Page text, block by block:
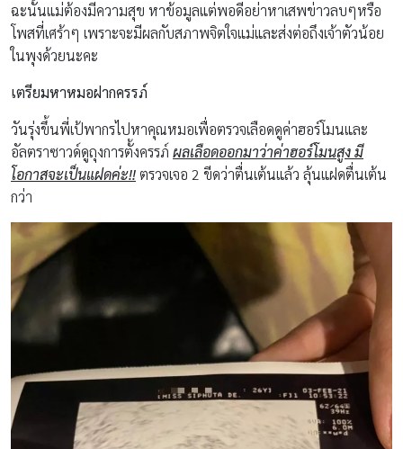
ฉะนั้นแม่ต้องมีความสุข หาข้อมูลแต่พอดีอย่าหาเสพข่าวลบๆหรือ
โพสที่เศร้าๆ เพราะจะมีผลกับสภาพจิตใจแม่และส่งต่อถึงเจ้าตัวน้อย
ในพุงด้วยนะคะ
เตรียมหาหมอฝากครรภ์
วันรุ่งขึ้นพี่เป้พากรไปหาคุณหมอเพื่อตรวจเลือดดูค่าฮอร์โมนและ
อัลตราซาวด์ดูถุงการตั้งครรภ์ ผลเลือดออกมาว่าค่าฮอร์โมนสูง มี
โอกาสจะเป็นแฝดค่ะ!! ตรวจเจอ 2 ขีดว่าตื่นเต้นแล้ว ลุ้นแฝดตื่นเต้น
กว่า